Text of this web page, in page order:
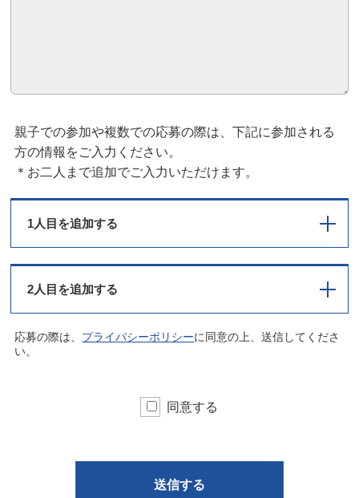
親子での参加や複数での応募の際は、下記に参加される
方の情報をご入力ください。
＊お二人まで追加でご入力いただけます。
1人目を追加する
2人目を追加する
応募の際は、 プライバシーポリシーに同意の上、送信してくださ
い。
同意する